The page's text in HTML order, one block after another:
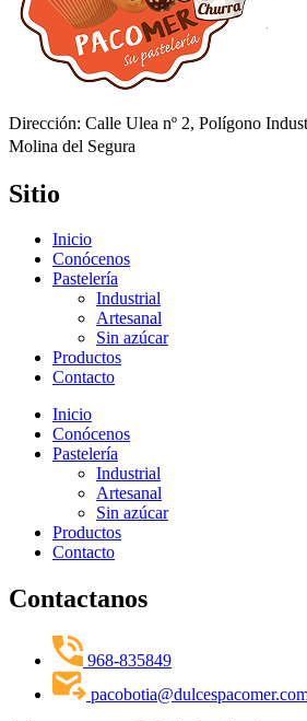
Dirección: Calle Ulea nº 2, Polígono
Molina del Segura
Sitio
Inicio
Conócenos
Pastelería
Industrial
Artesanal
Sin azúcar
Productos
Contacto
Inicio
Conócenos
Pastelería
Industrial
Artesanal
Sin azúcar
Productos
Contacto
Contactanos
968-835849